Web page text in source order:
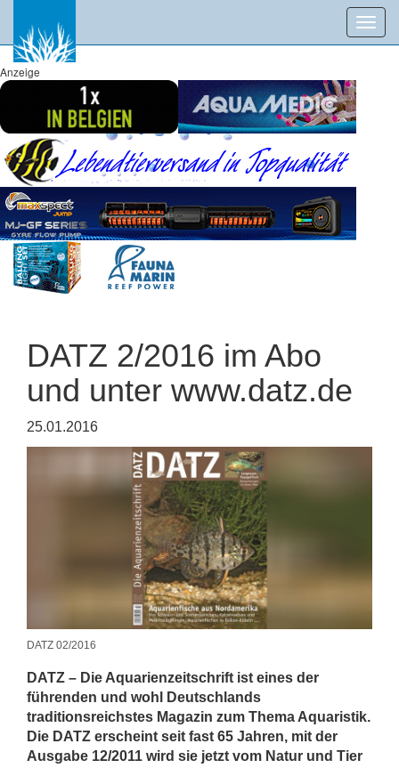
Anzeige
DATZ 2/2016 im Abo
und unter www.datz.de
25.01.2016
DATZ 02/2016
DATZ – Die Aquarienzeitschrift ist eines der
führenden und wohl Deutschlands
traditionsreichstes Magazin zum Thema Aquaristik.
Die DATZ erscheint seit fast 65 Jahren, mit der
Ausgabe 12/2011 wird sie jetzt vom Natur und Tier